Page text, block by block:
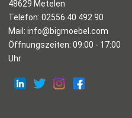
48629 Metelen
Telefon: 02556 40 492 90
Mail: info@bigmoebel.com
Öffnungszeiten: 09:00 - 17:00
Uhr